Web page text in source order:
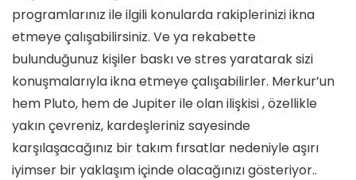
programlarınız ile ilgili konularda rakiplerinizi ikna
etmeye çalışabilirsiniz. Ve ya rekabette
bulunduğunuz kişiler baskı ve stres yaratarak sizi
konuşmalarıyla ikna etmeye çalışabilirler. Merkur’un
hem Pluto, hem de Jupiter ile olan ilişkisi , özellikle
yakın çevreniz, kardeşleriniz sayesinde
karşılaşacağınız bir takım fırsatlar nedeniyle aşırı
iyimser bir yaklaşım içinde olacağınızı gösteriyor..